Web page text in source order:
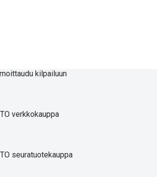
kilpailuun
verkkokauppa
seuratuotekauppa